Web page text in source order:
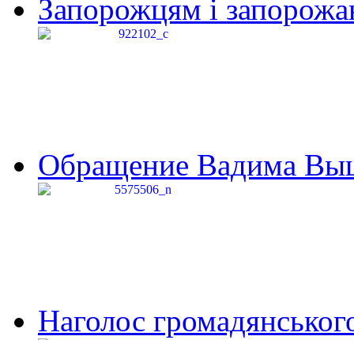
Запорожцям і
Обращение Вадима
Наголос